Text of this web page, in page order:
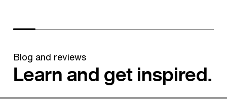
Blog and reviews
Learn and get inspired.